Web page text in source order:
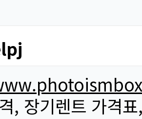
, 장기렌트 가격